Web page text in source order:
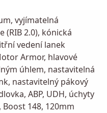
vyjímatelná
(RIB 2.0), kónická
vedení lanek
Armor, hlavové
úhlem, nastavitelná
nastavitelný pákový
ABP, UDH, úchyty
148, 120mm